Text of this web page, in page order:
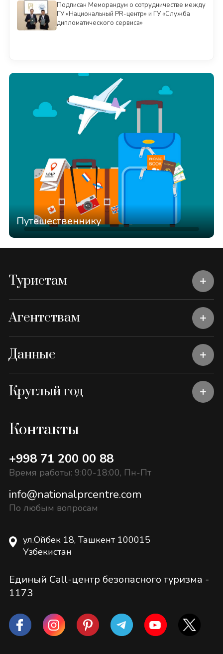
Подписан Меморандум о сотрудничестве между
ГУ «Национальный PR-центр» и ГУ «Служба
дипломатического сервиса»
Путешественнику
Туристам
Агентствам
Данные
Круглый год
Контакты
+998 71 200 00 88
Время работы: 9:00-18:00, Пн-Пт
info@nationalprcentre.com
По любым вопросам
ул.Ойбек 18, Ташкент 100015
Узбекистан
Единый Call-центр безопасного туризма -
1173